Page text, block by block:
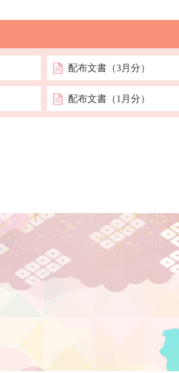
配布文書（3月分）
配布文書（1月分）